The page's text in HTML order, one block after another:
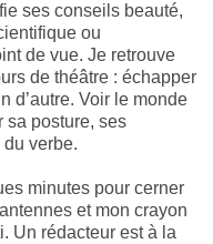
ses conseils beauté,
ou
de vue. Je retrouve
de théâtre : échapper
d’autre. Voir le monde
sa posture, ses
verbe.
minutes pour cerner
et mon crayon
Un rédacteur est à la